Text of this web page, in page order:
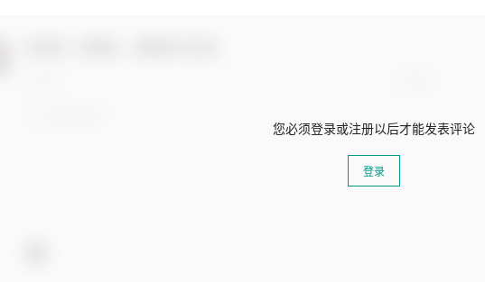
您必须登录或注册以后才能发表评论
登录